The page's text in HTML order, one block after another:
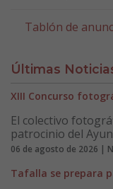
Tablón de
Últimas
XIII Concurso
El colectivo
patrocinio del
06 de agosto de 2026 |
Tafalla se prepara